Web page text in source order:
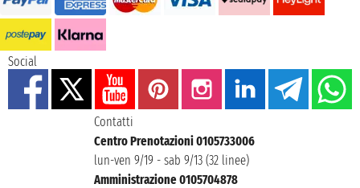
Social
Contatti
Centro Prenotazioni 0105733006
lun-ven 9/19 - sab 9/13 (32 linee)
Amministrazione 0105704878